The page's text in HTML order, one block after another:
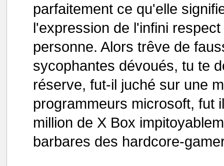
parfaitement ce qu'elle
l'expression de l'infini
personne. Alors trêve de
sycophantes dévoués, tu te
réserve, fut-il juché sur une
programmeurs microsoft, fut
million de X Box
barbares des hardcore-